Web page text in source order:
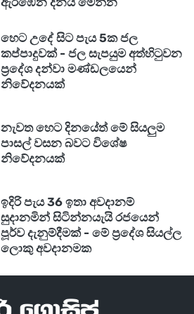
හෙට උදේ සිට පැය 5ක ජල
කප්පාදුවක් - ජල සැපයුම අත්හිටුවන
ප්‍රදේශ දන්වා මණ්ඩලයෙන්
නිවේදනයක්
නැවත හෙට දිනයේත් මේ සියලුම
පාසල් වසන බවට විශේෂ
නිවේදනයක්
ඉදිරි පැය 36 ඉතා අවදානම්
සුදානමින් සිටින්නයැයි රජයෙන්
පූර්ව දැනුම්දීමක් - මේ ප්‍රදේශ සියල්ල
ලොකු අවදානමක